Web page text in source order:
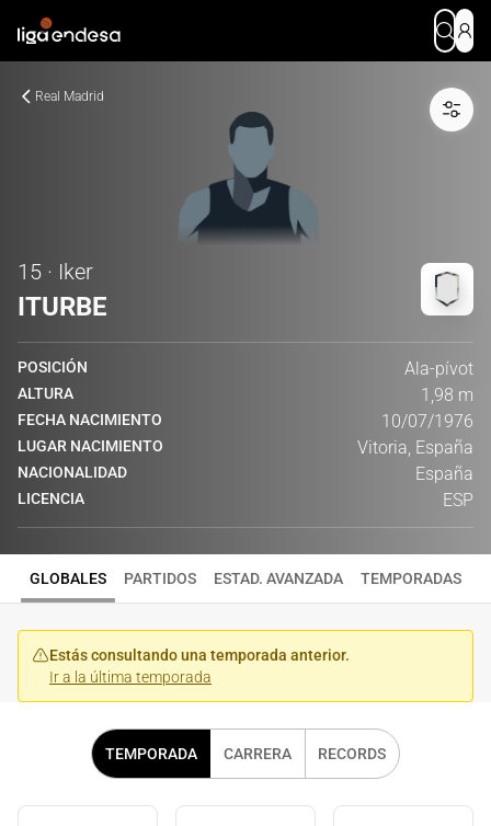
Real Madrid
15 · Iker
ITURBE
POSICIÓN Ala-pívot
ALTURA 1,98 m
FECHA NACIMIENTO 10/07/1976
LUGAR NACIMIENTO Vitoria, España
NACIONALIDAD España
LICENCIA ESP
GLOBALES PARTIDOS ESTAD. AVANZADA TEMPORADAS
Estás consultando una temporada anterior.
Ir a la última temporada
TEMPORADA CARRERA RECORDS